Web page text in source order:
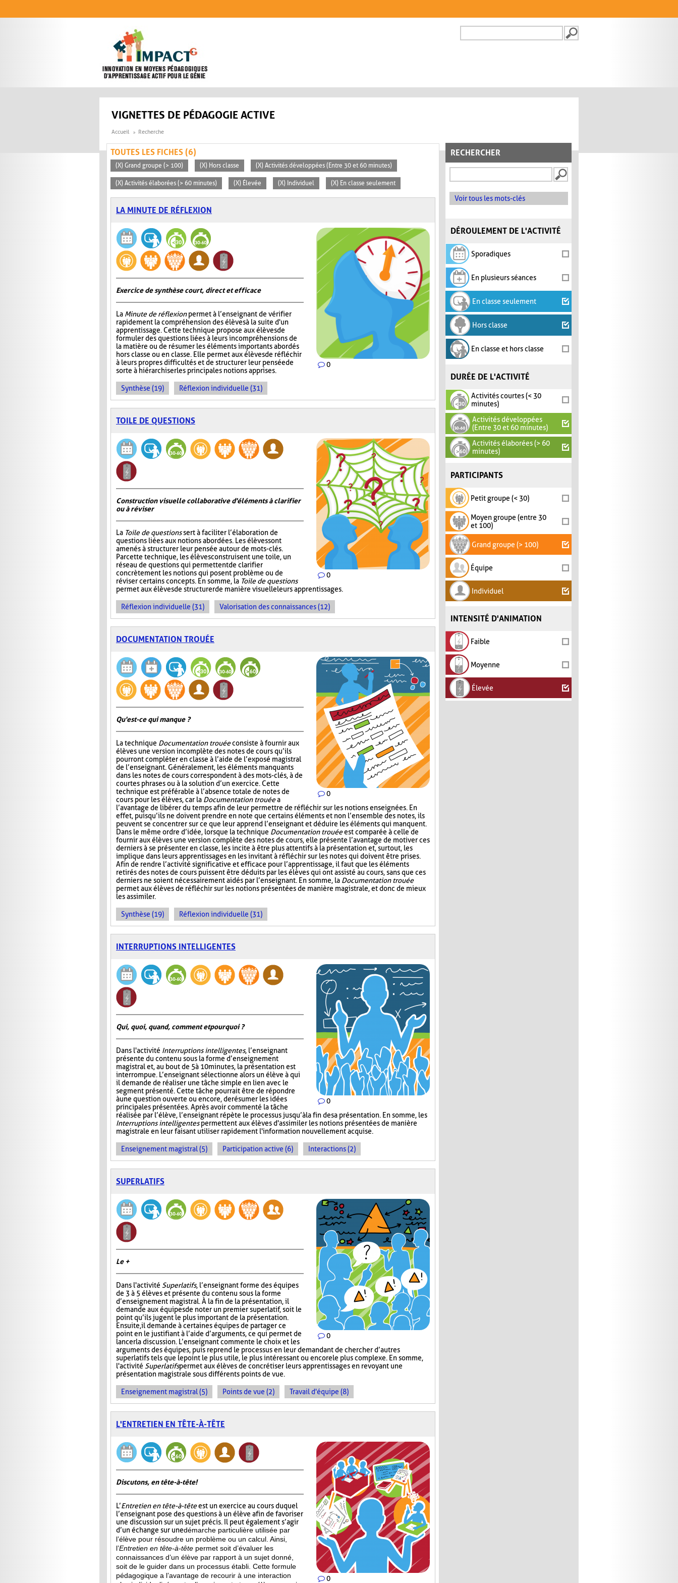
FORMULAIRE DE
VIGNETTES DE PÉDAGOGIE ACTIVE
Accueil Recherche
RECHERCHER
Voir tous les mots-clés
DÉROULEMENT DE L'ACTIVITÉ
Sporadiques
En plusieurs séances
En classe seulement
Hors classe
En classe et hors classe
DURÉE DE L'ACTIVITÉ
Activités courtes (< 30
minutes)
Activités développées
(Entre 30 et 60 minutes)
Activités élaborées (> 60
minutes)
PARTICIPANTS
Petit groupe (< 30)
Moyen groupe (entre 30
et 100)
Grand groupe (> 100)
Équipe
Individuel
INTENSITÉ D'ANIMATION
Faible
Moyenne
Élevée
TOUTES LES FICHES (6)
(X) Grand groupe (> 100) (X) Hors classe (X) Activités développées (Entre 30 et 60 minutes)
(X) Activités élaborées (> 60 minutes) (X) Élevée (X) Individuel (X) En classe seulement
LA MINUTE DE RÉFLEXION
0
Exercice de synthèse court, direct et efficace
La Minute de réflexionpermet à l’enseignant de vérifier
rapidement la compréhension des élèves à la suite d'un
apprentissage. Cette technique propose aux élèves de
formuler des questions liées à leurs incompréhensions de
la matière ou de résumer les éléments importants abordés
hors classe ou en classe. Elle permet aux élèves de réfléchir
à leurs propres difficultés et de structurer leur pensée de
sorte à hiérarchiser les principales notions apprises.
Synthèse (19) Réflexion individuelle (31)
TOILE DE QUESTIONS
0
Construction visuelle collaborative d'éléments à clarifier
ou à réviser
La Toile de questionssert à faciliter l’élaboration de
questions liées aux notions abordées. Les élèves sont
amenés à structurer leur pensée autour de mots-clés.
Par cette technique, les élèves construisent une toile, un
réseau de questions qui permettent de clarifier
concrètement les notions qui posent problème ou de
réviser certains concepts. En somme, la Toile de questions
permet aux élèves de structurer de manière visuelle leurs apprentissages.
Réflexion individuelle (31) Valorisation des connaissances (12)
DOCUMENTATION TROUÉE
0
Qu'est-ce qui manque ?
La technique Documentation trouéeconsiste à fournir aux
élèves une version incomplète des notes de cours qu’ils
pourront compléter en classe à l’aide de l’exposé magistral
de l’enseignant. Généralement, les éléments manquants
dans les notes de cours correspondent à des mots-clés, à de
courtes phrases ou à la solution d’un exercice. Cette
technique est préférable à l’absence totale de notes de
cours pour les élèves, car la Documentation trouéea
l’avantage de libérer du temps afin de leur permettre de réfléchir sur les notions enseignées. En
effet, puisqu’ils ne doivent prendre en note que certains éléments et non l’ensemble des notes, ils
peuvent se concentrer sur ce que leur apprend l’enseignant et déduire les éléments qui manquent.
Dans le même ordre d’idée, lorsque la technique Documentation trouéeest comparée à celle de
fournir aux élèves une version complète des notes de cours, elle présente l’avantage de motiver ces
derniers à se présenter en classe, les incite à être plus attentifs à la présentation et, surtout, les
implique dans leurs apprentissages en les invitant à réfléchir sur les notes qui doivent être prises.
Afin de rendre l’activité significative et efficace pour l’apprentissage, il faut que les éléments
retirés des notes de cours puissent être déduits par les élèves qui ont assisté au cours, sans que ces
derniers ne soient nécessairement aidés par l’enseignant. En somme, la Documentation trouée
permet aux élèves de réfléchir sur les notions présentées de manière magistrale, et donc de mieux
les assimiler.
Synthèse (19) Réflexion individuelle (31)
INTERRUPTIONS INTELLIGENTES
0
Qui, quoi, quand, comment et pourquoi ?
Dans l'activité Interruptions intelligentes, l’enseignant
présente du contenu sous la forme d’enseignement
magistral et, au bout de 5 à 10 minutes, la présentation est
interrompue. L’enseignant sélectionne alors un élève à qui
il demande de réaliser une tâche simple en lien avec le
segment présenté. Cette tâche pourrait être de répondre
à une question ouverte ou encore, de résumer les idées
principales présentées. Après avoir commenté la tâche
réalisée par l’élève, l’enseignant répète le processus jusqu’à la fin de sa présentation. En somme, les
Interruptions intelligentespermettent aux élèves d'assimiler les notions présentées de manière
magistrale en leur faisant utiliser rapidement l'information nouvellement acquise.
Enseignement magistral (5) Participation active (6) Interactions (2)
SUPERLATIFS
0
Le +
Dans l'activité Superlatifs, l’enseignant forme des équipes
de 3 à 5 élèves et présente du contenu sous la forme
d’enseignement magistral. À la fin de la présentation, il
demande aux équipes de noter un premier superlatif, soit le
point qu’ils jugent le plus important de la présentation.
Ensuite, il demande à certaines équipes de partager ce
point en le justifiant à l’aide d’arguments, ce qui permet de
lancer la discussion. L’enseignant commente le choix et les
arguments des équipes, puis reprend le processus en leur demandant de chercher d’autres
superlatifs tels que le point le plus utile, le plus intéressant ou encore le plus complexe. En somme,
l'activité Superlatifspermet aux élèves de concrétiser leurs apprentissages en revoyant une
présentation magistrale sous différents points de vue.
Enseignement magistral (5) Points de vue (2) Travail d'équipe (8)
L'ENTRETIEN EN TÊTE-À-TÊTE
0
Discutons, en tête-à-tête!
L’Entretien en tête-à-têteest un exercice au cours duquel
l’enseignant pose des questions à un élève afin de favoriser
une discussion sur un sujet précis. Il peut également s’agir
d’un échange sur unedémarche particulière utilisée par
l’élève pour résoudre un problème ou un calcul. Ainsi,
l’Entretien en tête-à-tête permet soit d’évaluer les
connaissances d’un élève par rapport à un sujet donné,
soit de le guider dans un processus établi. Cette formule
pédagogique a l’avantage de recourir à une interaction